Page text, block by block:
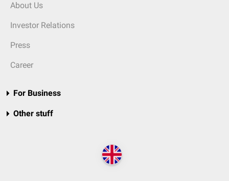
About Us
Investor Relations
Press
Career
For Business
Other stuff